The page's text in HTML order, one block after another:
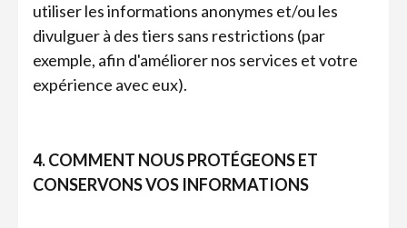
utiliser les informations anonymes et/ou les
divulguer à des tiers sans restrictions (par
exemple, afin d'améliorer nos services et votre
expérience avec eux).
4. COMMENT NOUS PROTÉGEONS ET
CONSERVONS VOS INFORMATIONS